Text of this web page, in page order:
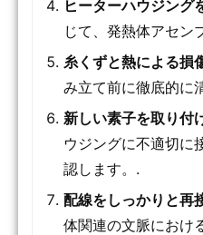
ヒーターハウジング
じて、発熱体アセン
糸くずと熱による損
み立て前に徹底的に
新しい素子を取り付
ウジングに不適切に
認します。.
配線をしっかりと再
体関連の文脈におけ